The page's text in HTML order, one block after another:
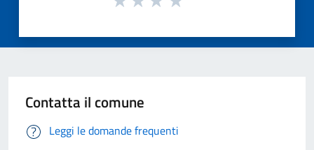
Contatta il comune
Leggi le domande frequenti